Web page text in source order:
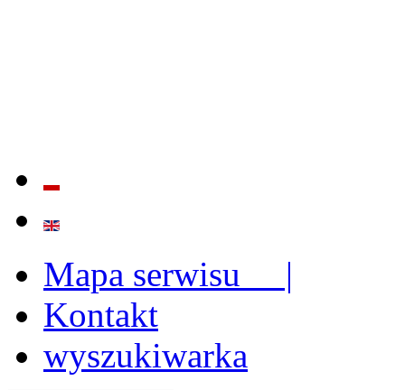
Mapa serwisu |
Kontakt
wyszukiwarka